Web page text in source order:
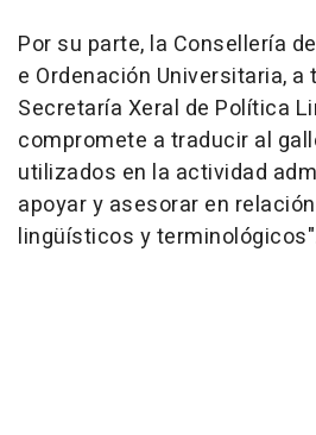
Por su parte, la Consellería
e Ordenación Universitaria, a
Secretaría Xeral de Política
compromete a traducir al
utilizados en la actividad
apoyar y asesorar en
lingüísticos y